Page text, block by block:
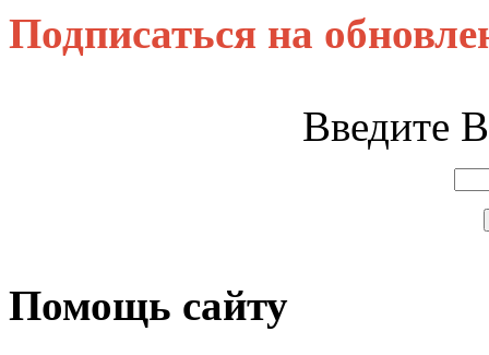
Подписаться на
Введите
Помощь сайту